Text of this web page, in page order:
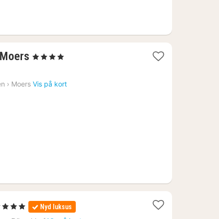
3
fra
693
, 4 Stjerner
› Moers Vis på kort
Stjerner Nyd luksus